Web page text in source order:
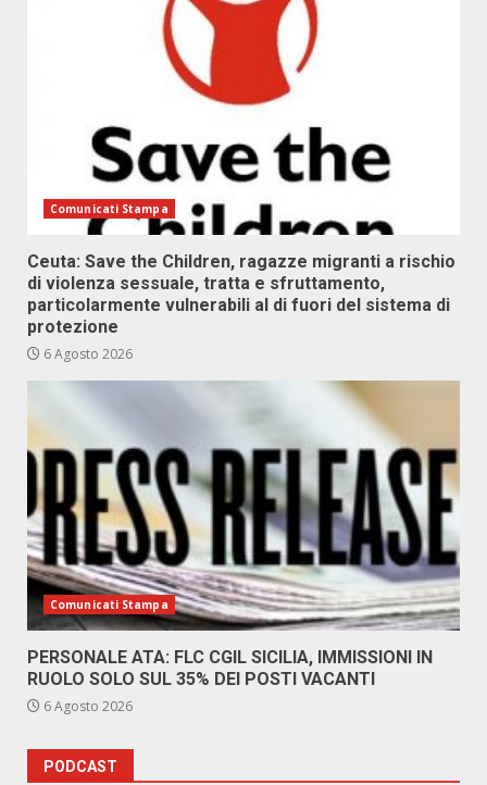
Comunicati Stampa
Ceuta: Save the Children, ragazze migranti a rischio
di violenza sessuale, tratta e sfruttamento,
particolarmente vulnerabili al di fuori del sistema di
protezione
6 Agosto 2026
Comunicati Stampa
PERSONALE ATA: FLC CGIL SICILIA, IMMISSIONI IN
RUOLO SOLO SUL 35% DEI POSTI VACANTI
6 Agosto 2026
PODCAST